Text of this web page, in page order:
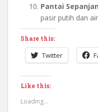
Pantai
pasir putih dan
Share this:
Twitter
Like this:
Loading...